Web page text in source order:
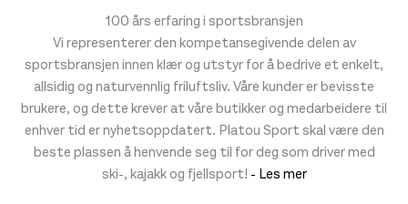
100 års erfaring i sportsbransjen
Vi representerer den kompetansegivende delen av
sportsbransjen innen klær og utstyr for å bedrive et enkelt,
allsidig og naturvennlig friluftsliv. Våre kunder er bevisste
brukere, og dette krever at våre butikker og medarbeidere til
enhver tid er nyhetsoppdatert. Platou Sport skal være den
beste plassen å henvende seg til for deg som driver med
ski-, kajakk og fjellsport! - Les mer